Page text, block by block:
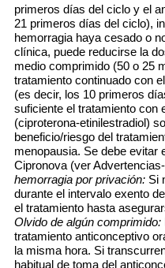
primeros días del ciclo y el
21 primeros días del ciclo),
hemorragia haya cesado o
clínica, puede reducirse la
medio comprimido (50 o 25
tratamiento continuado con
(es decir, los 10 primeros
suficiente el tratamiento con
(ciproterona-etinilestradiol)
beneficio/riesgo del
menopausia. Se debe evitar
Cipronova (ver
hemorragia por privación: Si
durante el intervalo exento
el tratamiento hasta
Olvido de algún comprimido:
tratamiento anticonceptivo
la misma hora. Si
habitual de toma del